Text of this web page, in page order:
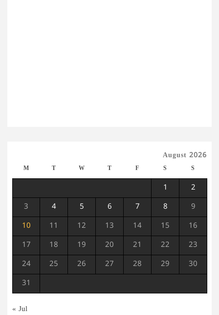
August 2026
M T W T F S S
1 2
3 4 5 6 7 8 9
10 11 12 13 14 15 16
17 18 19 20 21 22 23
24 25 26 27 28 29 30
31
« Jul